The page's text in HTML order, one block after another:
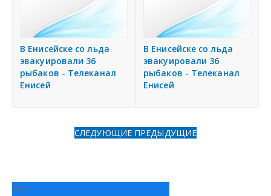
История города
Разместить объявление
Создание сайтов
В Енисейске со льда
эвакуировали 36
рыбаков - Телеканал
Енисей
В Енисейске со льда
эвакуировали 36
рыбаков - Телеканал
Енисей
СЛЕДУЮЩИЕ ПРЕДЫДУЩИЕ
+20